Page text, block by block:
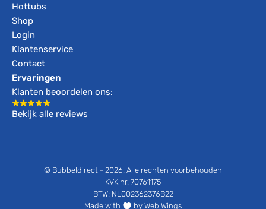
Hottubs
Shop
Login
Klantenservice
Contact
Ervaringen
Klanten beoordelen ons:
Bekijk alle reviews
© Bubbeldirect - 2026. Alle rechten voorbehouden
KVK nr. 70761175
BTW: NL002362376B22
Made with
by Web Wings